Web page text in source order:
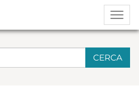
CERCA